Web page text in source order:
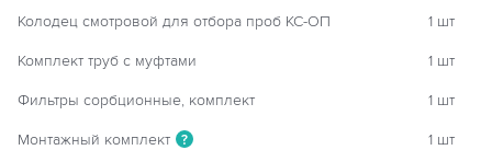
Колодец смотровой для отбора проб КС-ОП 1 шт
Комплект труб с муфтами 1 шт
Фильтры сорбционные, комплект 1 шт
Монтажный комплект ? 1 шт